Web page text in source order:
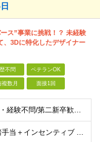
ス”事業に挑戦！？ 未経験
、3Dに特化したデザイナー
不問 ベテランOK
複数月 面接1回
＊未経験者大歓迎！学歴・経験不問/第二新卒歓迎/WEB面接可能＊ ▼未経験歓迎＆完全ポテンシャル採用！▼ 基礎のキソから学べる研修があるので経験は一切不問！ 面接では「あなたの想い」を教えてくださ
月給25万円～60万円＋諸手当＋インセンティブ ★Point 100％年収UPでの待遇提示も可能！ ※経験者であれば、100%年収アップも実現可能です。 【インセンティブについて】 プロジェクト報